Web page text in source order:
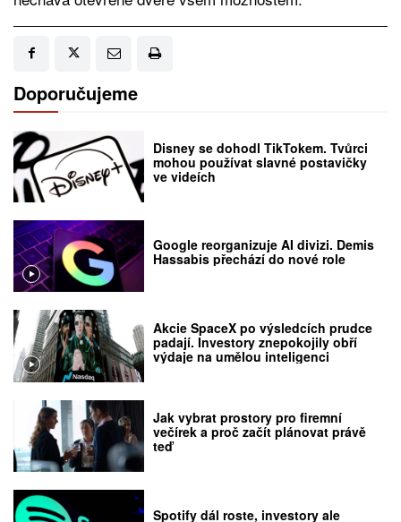
Doporučujeme
Disney se dohodl TikTokem. Tvůrci
mohou používat slavné postavičky
ve videích
Google reorganizuje AI divizi. Demis
Hassabis přechází do nové role
Akcie SpaceX po výsledcích prudce
padají. Investory znepokojily obří
výdaje na umělou inteligenci
Jak vybrat prostory pro firemní
večírek a proč začít plánovat právě
teď
Spotify dál roste, investory ale